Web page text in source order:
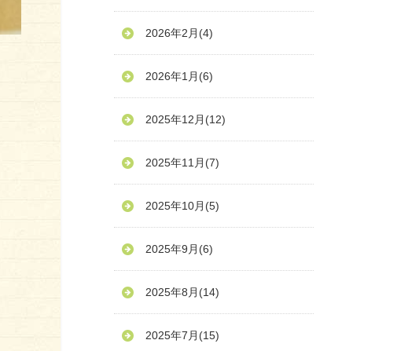
2026年2月 (4)
2026年1月 (6)
2025年12月 (12)
2025年11月 (7)
2025年10月 (5)
2025年9月 (6)
2025年8月 (14)
2025年7月 (15)